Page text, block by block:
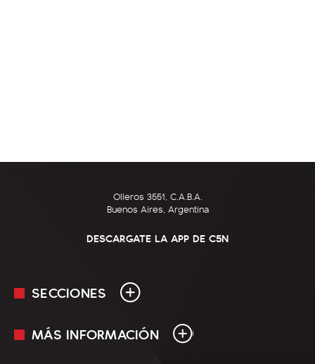
Olleros 3551, C.A.B.A.
Buenos Aires, Argentina
DESCARGATE LA APP DE C5N
SECCIONES
En Vivo
MÁS INFORMACIÓN